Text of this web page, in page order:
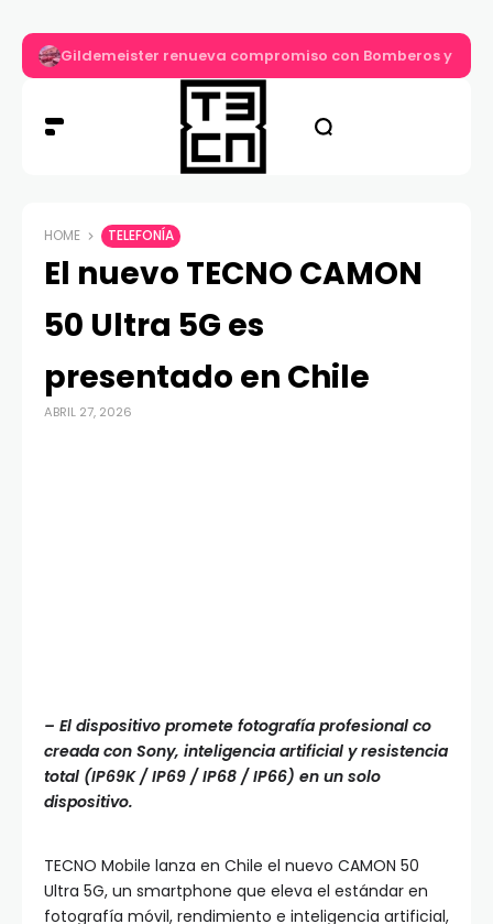
Gildemeister renueva compromiso con Bomberos y
HOME TELEFONÍA
El nuevo TECNO CAMON
50 Ultra 5G es
presentado en Chile
ABRIL 27, 2026
– El dispositivo promete fotografía profesional co
creada con Sony, inteligencia artificial y resistencia
total (IP69K / IP69 / IP68 / IP66) en un solo
dispositivo.
TECNO Mobile lanza en Chile el nuevo CAMON 50
Ultra 5G, un smartphone que eleva el estándar en
fotografía móvil, rendimiento e inteligencia artificial,